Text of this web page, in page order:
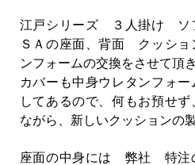
江戸シリーズ ３人掛け ソ
ＳＡの座面、背面 クッショ
ンフォームの交換をさせて頂
カバーも中身ウレタンフォ
してあるので、何もお預せ
ながら、新しいクッションの
座面の中身には 弊社 特注